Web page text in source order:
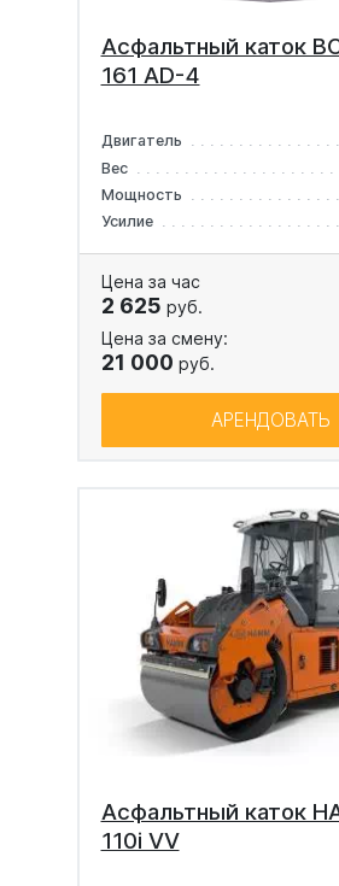
Асфальтный каток
161 AD-4
Двигатель
Вес
Мощность
Усилие
Цена за час
2 625 руб.
Цена за смену:
21 000 руб.
АРЕНДОВАТЬ
Асфальтный каток
110i VV